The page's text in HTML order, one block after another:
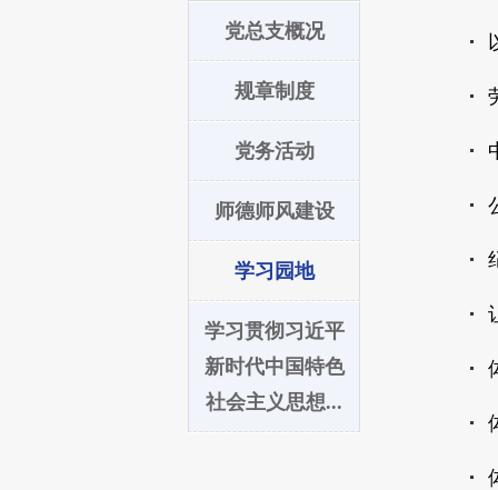
党总支概况
规章制度
党务活动
师德师风建设
学习园地
学习贯彻习近平
新时代中国特色
社会主义思想...